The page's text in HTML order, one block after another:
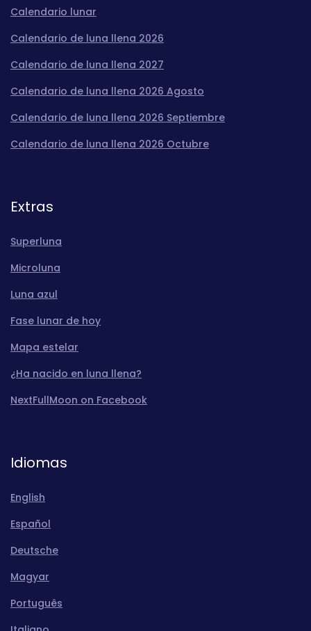
Calendario lunar
Calendario de luna llena 2026
Calendario de luna llena 2027
Calendario de luna llena 2026 Agosto
Calendario de luna llena 2026 Septiembre
Calendario de luna llena 2026 Octubre
Extras
Superluna
Microluna
Luna azul
Fase lunar de hoy
Mapa estelar
¿Ha nacido en luna llena?
NextFullMoon on Facebook
Idiomas
English
Español
Deutsche
Magyar
Português